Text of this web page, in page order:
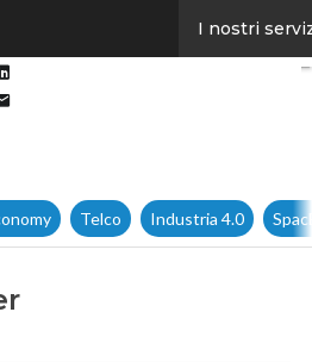
I nostri
Telco Industria 4.0